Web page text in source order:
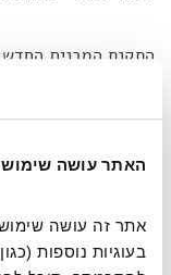
האתר עושה שימוש
התקנת המבנים
מופקד על השמירה
החדשות ולעזוב
בתי הפיות, החליטו
כאן חלה תפנית